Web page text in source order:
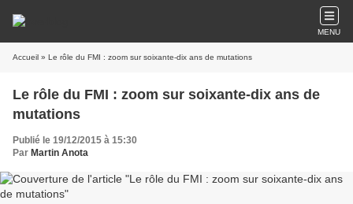
MENU
Accueil » Le rôle du FMI : zoom sur soixante-dix ans de mutations
Le rôle du FMI : zoom sur soixante-dix ans de
mutations
Publié le 19/12/2015 à 15:30
Par Martin Anota